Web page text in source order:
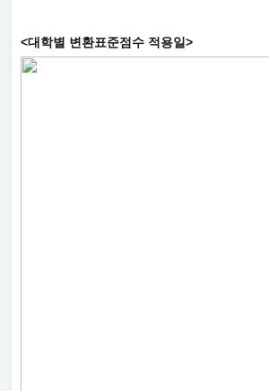
<대학별 변환표준점수 적용일>